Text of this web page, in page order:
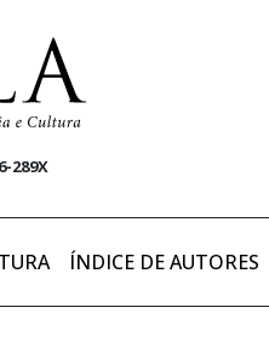
289X
ÍNDICE DE AUTORES